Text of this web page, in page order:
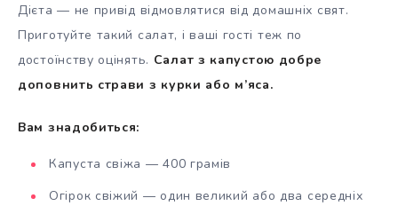
Дієта — не привід відмовлятися від домашніх свят.
Приготуйте такий салат, і ваші гості теж по
достоїнству оцінять. Салат з капустою добре
доповнить страви з курки або м’яса.
Вам знадобиться:
Капуста свіжа — 400 грамів
Огірок свіжий — один великий або два середніх